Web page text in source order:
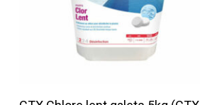
Lire La Suite